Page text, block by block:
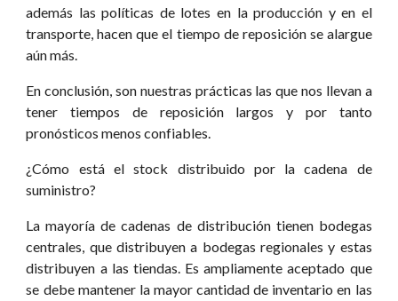
además las políticas de lotes en la producción y en el
transporte, hacen que el tiempo de reposición se alargue
aún más.
En conclusión, son nuestras prácticas las que nos llevan a
tener tiempos de reposición largos y por tanto
pronósticos menos confiables.
¿Cómo está el stock distribuido por la cadena de
suministro?
La mayoría de cadenas de distribución tienen bodegas
centrales, que distribuyen a bodegas regionales y estas
distribuyen a las tiendas. Es ampliamente aceptado que
se debe mantener la mayor cantidad de inventario en las